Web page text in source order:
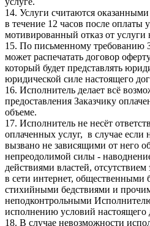
14. Услуги считаются
в течение 12 часов после оплаты
мотивированный отказ от услуги
15. По письменному требованию
может распечатать договор
который будет представлять
юридической силе настоящего
16. Исполнитель делает всё
предоставления Заказчику
объеме.
17. Исполнитель не несёт
оплаченных услуг, в случае
вызвано не зависящими от него
непреодолимой силы -
действиями властей,
в сети интернет, общественными
стихийными бедствиями и
неподконтрольными
исполнению условий настоящего
18. В случае невозможности